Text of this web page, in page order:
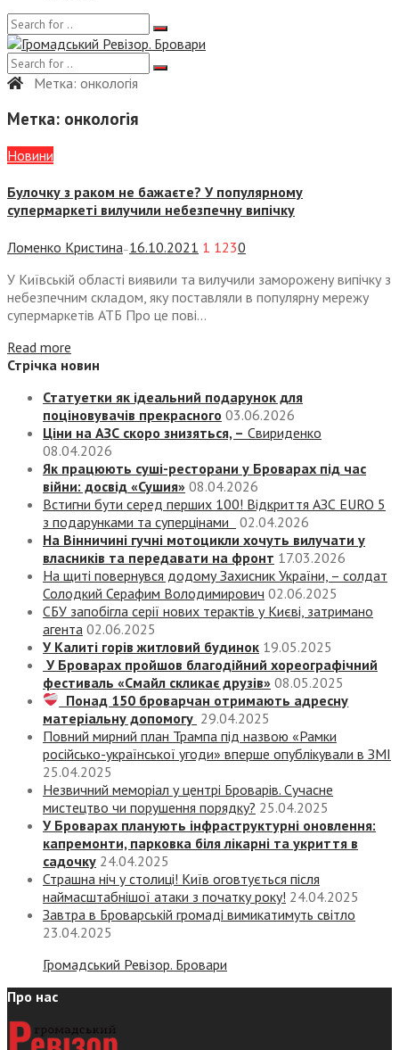
Метка: онкологія
Метка: онкологія
Новини
Булочку з раком не бажаєте? У популярному
супермаркеті вилучили небезпечну випічку
Ломенко Кристина — 16.10.2021 1 1230
У Київській області виявили та вилучили заморожену випічку з
небезпечним складом, яку поставляли в популярну мережу
супермаркетів АТБ Про це пові...
Read more
Стрічка новин
Статуетки як ідеальний подарунок для
поціновувачів прекрасного 03.06.2026
Ціни на АЗС скоро знизяться, – Свириденко
08.04.2026
Як працюють суші-ресторани у Броварах під час
війни: досвід «Сушия» 08.04.2026
Встигни бути серед перших 100! Відкриття АЗС EURO 5
з подарунками та суперцінами
02.04.2026
На Вінничині гучні мотоцикли хочуть вилучати у
власників та передавати на фронт 17.03.2026
На щиті повернувся додому Захисник України, – солдат
Солодкий Серафим Володимирович 02.06.2025
СБУ запобігла серії нових терактів у Києві, затримано
агента 02.06.2025
У Калиті горів житловий будинок 19.05.2025
У Броварах пройшов благодійний хореографічний
фестиваль «Смайл скликає друзів» 08.05.2025
Понад 150 броварчан отримають адресну
матеріальну допомогу 29.04.2025
Повний мирний план Трампа під назвою «‎Рамки
російсько-української угоди» вперше опублікували в ЗМІ
25.04.2025
Незвичний меморіал у центрі Броварів. Сучасне
мистецтво чи порушення порядку? 25.04.2025
У Броварах планують інфраструктурні оновлення:
капремонти, парковка біля лікарні та укриття в
садочку 24.04.2025
Страшна ніч у столиці! Київ оговтується після
наймасштабнішої атаки з початку року! 24.04.2025
Завтра в Броварській громаді вимикатимуть світло
23.04.2025
Громадський Ревізор. Бровари
Про нас